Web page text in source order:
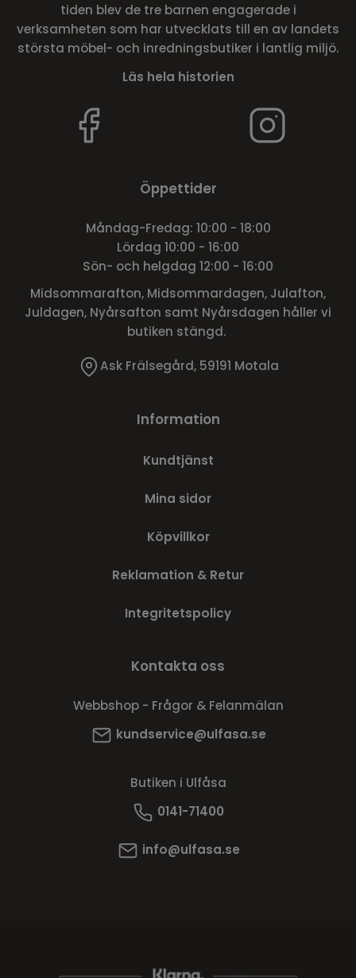
tiden blev de tre barnen engagerade i
verksamheten som har utvecklats till en av landets
största möbel- och inredningsbutiker i lantlig miljö.
Läs hela historien
Öppettider
Måndag-Fredag: 10:00 - 18:00
Lördag 10:00 - 16:00
Sön- och helgdag 12:00 - 16:00
Midsommarafton, Midsommardagen, Julafton,
Juldagen, Nyårsafton samt Nyårsdagen håller vi
butiken stängd.
Ask Frälsegård, 59191 Motala
Information
Kundtjänst
Mina sidor
Köpvillkor
Reklamation & Retur
Integritetspolicy
Kontakta oss
Webbshop - Frågor & Felanmälan
kundservice@ulfasa.se
Butiken i Ulfåsa
0141-71400
info@ulfasa.se